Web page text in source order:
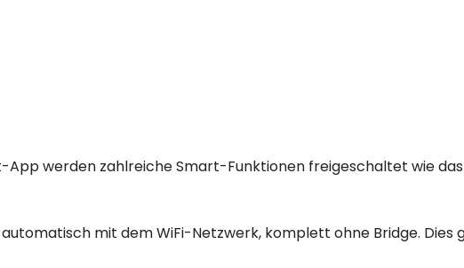
werden zahlreiche Smart-Funktionen freigeschaltet wie
mit dem WiFi-Netzwerk, komplett ohne Bridge. Dies